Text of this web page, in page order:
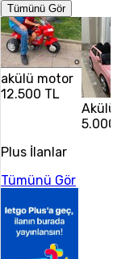
Tümünü Gör
akülü motor
12.500 TL
Plus İlanlar
Tümünü Gör